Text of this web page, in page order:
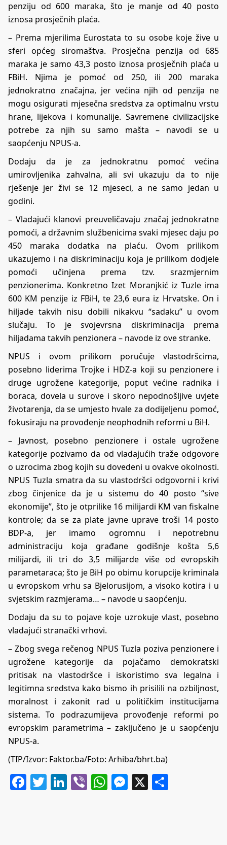
penziju od 600 maraka, što je manje od 40 posto
iznosa prosječnih plaća.
– Prema mjerilima Eurostata to su osobe koje žive u
sferi općeg siromaštva. Prosječna penzija od 685
maraka je samo 43,3 posto iznosa prosječnih plaća u
FBiH. Njima je pomoć od 250, ili 200 maraka
jednokratno značajna, jer većina njih od penzija ne
mogu osigurati mjesečna sredstva za optimalnu vrstu
hrane, lijekova i komunalije. Savremene civilizacijske
potrebe za njih su samo mašta – navodi se u
saopćenju NPUS-a.
Dodaju da je za jednokratnu pomoć većina
umirovljenika zahvalna, ali svi ukazuju da to nije
rješenje jer živi se 12 mjeseci, a ne samo jedan u
godini.
– Vladajući klanovi preuveličavaju značaj jednokratne
pomoći, a državnim službenicima svaki mjesec daju po
450 maraka dodatka na plaću. Ovom prilikom
ukazujemo i na diskriminaciju koja je prilikom dodjele
pomoći učinjena prema tzv. srazmjernim
penzionerima. Konkretno Izet Moranjkić iz Tuzle ima
600 KM penzije iz FBiH, te 23,6 eura iz Hrvatske. On i
hiljade takvih nisu dobili nikakvu “sadaku” u ovom
slučaju. To je svojevrsna diskriminacija prema
hiljadama takvih penzionera – navode iz ove stranke.
NPUS i ovom prilikom poručuje vlastodršcima,
posebno liderima Trojke i HDZ-a koji su penzionere i
druge ugrožene kategorije, poput većine radnika i
boraca, dovela u surove i skoro nepodnošljive uvjete
životarenja, da se umjesto hvale za dodijeljenu pomoć,
fokusiraju na provođenje neophodnih reformi u BiH.
– Javnost, posebno penzionere i ostale ugrožene
kategorije pozivamo da od vladajućih traže odgovore
o uzrocima zbog kojih su dovedeni u ovakve okolnosti.
NPUS Tuzla smatra da su vlastodršci odgovorni i krivi
zbog činjenice da je u sistemu do 40 posto “sive
ekonomije”, što je otprilike 16 milijardi KM van fiskalne
kontrole; da se za plate javne uprave troši 14 posto
BDP-a, jer imamo ogromnu i nepotrebnu
administraciju koja građane godišnje košta 5,6
milijardi, ili tri do 3,5 milijarde više od evropskih
parametaraca; što je BiH po obimu korupcije kriminala
u evropskom vrhu sa Bjelorusijom, a visoko kotira i u
svjetskim razmjerama… – navode u saopćenju.
Dodaju da su to pojave koje uzrokuje vlast, posebno
vladajući stranački vrhovi.
– Zbog svega rečenog NPUS Tuzla poziva penzionere i
ugrožene kategorije da pojačamo demokratski
pritisak na vlastodršce i iskoristimo sva legalna i
legitimna sredstva kako bismo ih prisilili na ozbiljnost,
moralnost i zakonit rad u političkim institucijama
sistema. To podrazumijeva provođenje reformi po
evropskim parametrima – zaključeno je u saopćenju
NPUS-a.
(TIP/Izvor: Faktor.ba/Foto: Arhiba/bhrt.ba)
Facebook
Twitter
LinkedIn
ViberWhatsApp
Messenger
X